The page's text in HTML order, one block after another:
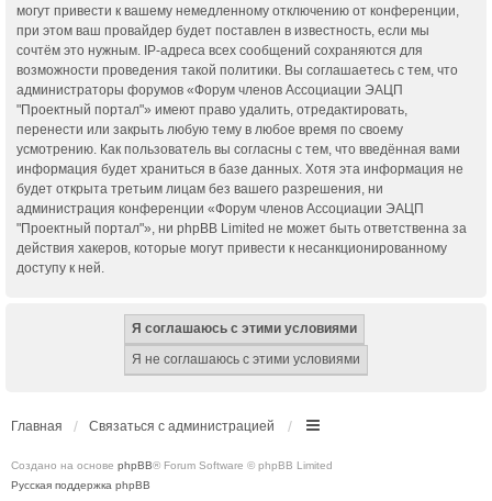
могут привести к вашему немедленному отключению от конференции,
при этом ваш провайдер будет поставлен в известность, если мы
сочтём это нужным. IP-адреса всех сообщений сохраняются для
возможности проведения такой политики. Вы соглашаетесь с тем, что
администраторы форумов «Форум членов Ассоциации ЭАЦП
"Проектный портал"» имеют право удалить, отредактировать,
перенести или закрыть любую тему в любое время по своему
усмотрению. Как пользователь вы согласны с тем, что введённая вами
информация будет храниться в базе данных. Хотя эта информация не
будет открыта третьим лицам без вашего разрешения, ни
администрация конференции «Форум членов Ассоциации ЭАЦП
"Проектный портал"», ни phpBB Limited не может быть ответственна за
действия хакеров, которые могут привести к несанкционированному
доступу к ней.
Главная Связаться с администрацией
Создано на основе phpBB® Forum Software © phpBB Limited
Русская поддержка phpBB